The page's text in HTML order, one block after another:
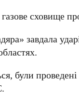
газове сховище
завдала
.
були
.